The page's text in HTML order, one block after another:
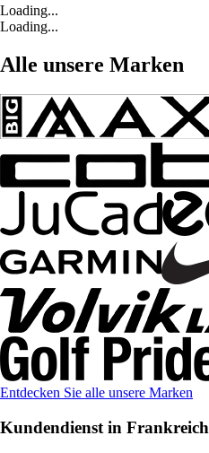
Loading...
Loading...
Alle unsere Marken
Entdecken Sie alle unsere Marken
Kundendienst in Frankreich